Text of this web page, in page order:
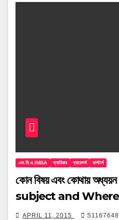
এম.বি.এ./MBA ক্যারিয়ার ব্যাচেলর্স মাস্টার্স
কোন বিষয় এবং কোথায়
subject and
APRIL 11, 2015